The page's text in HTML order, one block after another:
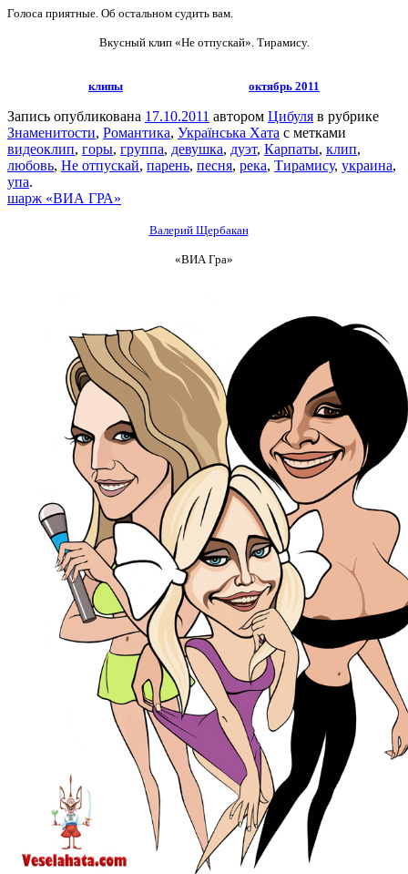
Голоса приятные. Об остальном судить вам.
Вкусный клип «Не отпускай». Тирамису.
клипы октябрь 2011
Запись опубликована 17.10.2011 автором Цибуля в рубрике
Знаменитости, Романтика, Українська Хата с метками
видеоклип, горы, группа, девушка, дуэт, Карпаты, клип,
любовь, Не отпускай, парень, песня, река, Тирамису, украина,
упа.
шарж «ВИА ГРА»
Валерий Щербакан
«ВИА Гра»